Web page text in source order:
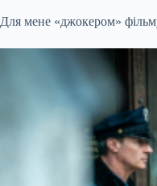
Для мене «джокером»